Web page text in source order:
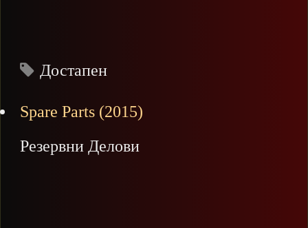
Достапен
Spare Parts (2015)
Резервни Делови